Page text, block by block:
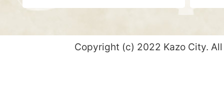
Copyright (c) 2022 Kazo City.